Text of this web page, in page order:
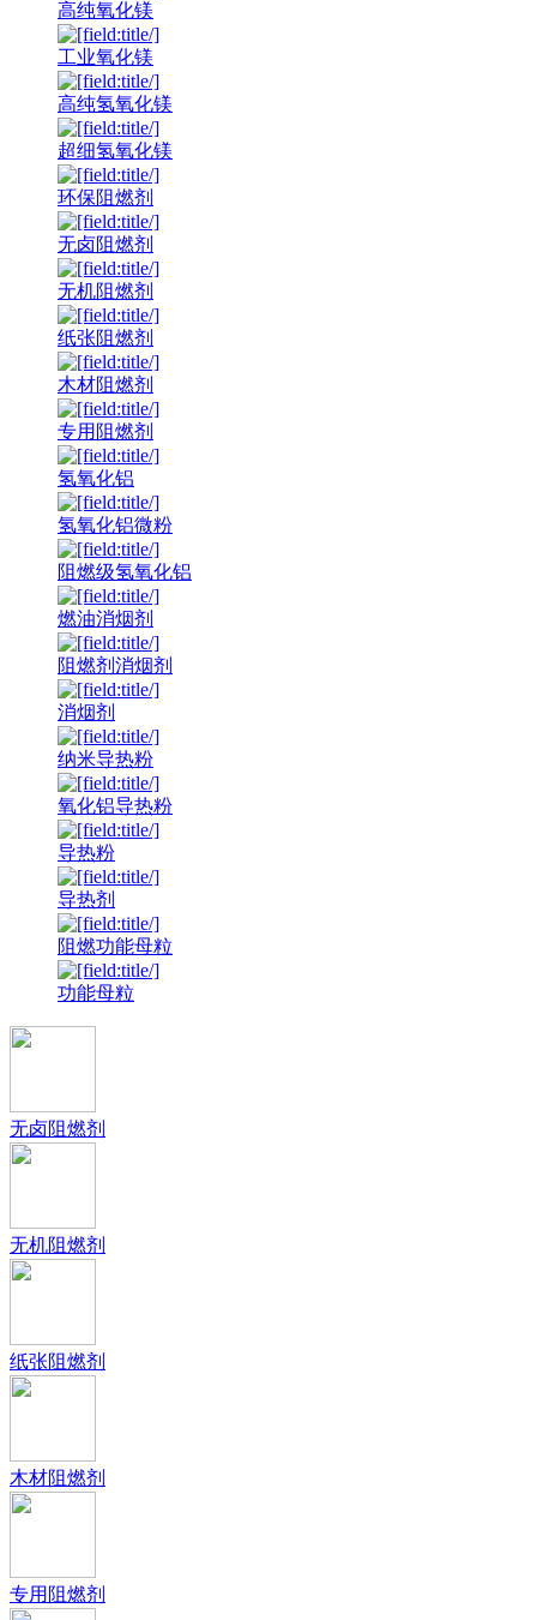
高纯氧化镁
工业氧化镁
高纯氢氧化镁
超细氢氧化镁
环保阻燃剂
无卤阻燃剂
无机阻燃剂
纸张阻燃剂
木材阻燃剂
专用阻燃剂
氢氧化铝
氢氧化铝微粉
阻燃级氢氧化铝
燃油消烟剂
阻燃剂消烟剂
消烟剂
纳米导热粉
氧化铝导热粉
导热粉
导热剂
阻燃功能母粒
功能母粒
无卤阻燃剂
无机阻燃剂
纸张阻燃剂
木材阻燃剂
专用阻燃剂